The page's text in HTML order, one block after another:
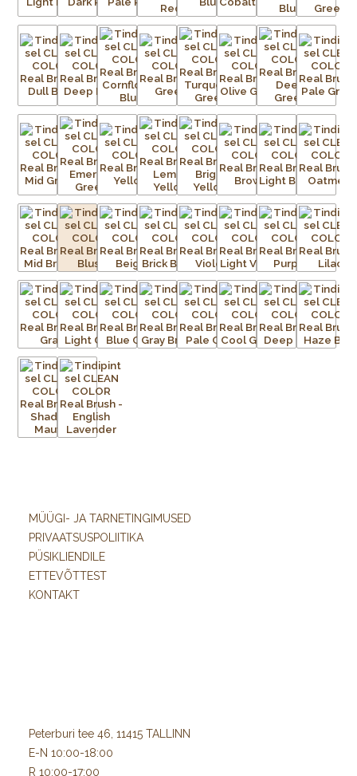
MÜÜGI- JA TARNETINGIMUSED
PRIVAATSUSPOLIITIKA
PÜSIKLIENDILE
ETTEVÕTTEST
KONTAKT
Peterburi tee 46, 11415 TALLINN
E-N 10:00-18:00
R 10:00-17:00